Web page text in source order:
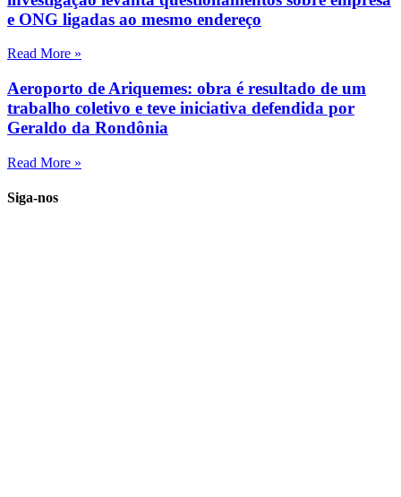
e ONG ligadas ao mesmo endereço
Read More »
Aeroporto de Ariquemes: obra é resultado de um
trabalho coletivo e teve iniciativa defendida por
Geraldo da Rondônia
Read More »
Siga-nos